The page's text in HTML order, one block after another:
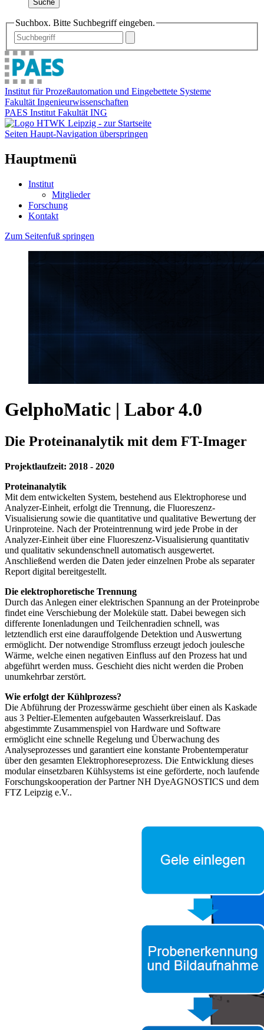
Suche
Suchbox. Bitte Suchbegriff eingeben.
Institut für Prozeßautomation und Eingebettete Systeme
Fakultät Ingenieurwissenschaften
PAES Institut Fakultät ING
Seiten Haupt-Navigation überspringen
Hauptmenü
Institut
Mitglieder
Forschung
Kontakt
Zum Seitenfuß springen
GelphoMatic | Labor 4.0
Die Proteinanalytik mit dem FT-Imager
Projektlaufzeit: 2018 - 2020
Proteinanalytik
Mit dem entwickelten System, bestehend aus Elektrophorese und
Analyzer-Einheit, erfolgt die Trennung, die Fluoreszenz-
Visualisierung sowie die quantitative und qualitative Bewertung der
Urinproteine. Nach der Proteintrennung wird jede Probe in der
Analyzer-Einheit über eine Fluoreszenz-Visualisierung quantitativ
und qualitativ sekundenschnell automatisch ausgewertet.
Anschließend werden die Daten jeder einzelnen Probe als separater
Report digital bereitgestellt.
Die elektrophoretische Trennung
Durch das Anlegen einer elektrischen Spannung an der Proteinprobe
findet eine Verschiebung der Moleküle statt. Dabei bewegen sich
differente Ionenladungen und Teilchenradien schnell, was
letztendlich erst eine darauffolgende Detektion und Auswertung
ermöglicht. Der notwendige Stromfluss erzeugt jedoch joulesche
Wärme, welche einen negativen Einfluss auf den Prozess hat und
abgeführt werden muss. Geschieht dies nicht werden die Proben
unumkehrbar zerstört.
Wie erfolgt der Kühlprozess?
Die Abführung der Prozesswärme geschieht über einen als Kaskade
aus 3 Peltier-Elementen aufgebauten Wasserkreislauf. Das
abgestimmte Zusammenspiel von Hardware und Software
ermöglicht eine schnelle Regelung und Überwachung des
Analyseprozesses und garantiert eine konstante Probentemperatur
über den gesamten Elektrophoreseprozess. Die Entwicklung dieses
modular einsetzbaren Kühlsystems ist eine geförderte, noch laufende
Forschungskooperation der Partner NH DyeAGNOSTICS und dem
FTZ Leipzig e.V..